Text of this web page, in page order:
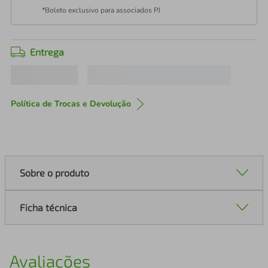
*Boleto exclusivo para associados PJ
Entrega
Política de Trocas e Devolução
Sobre o produto
Ficha técnica
Avaliações